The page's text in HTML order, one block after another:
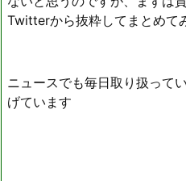
Twitterから抜粋してまとめて
ニュースでも毎日取り扱って
げています